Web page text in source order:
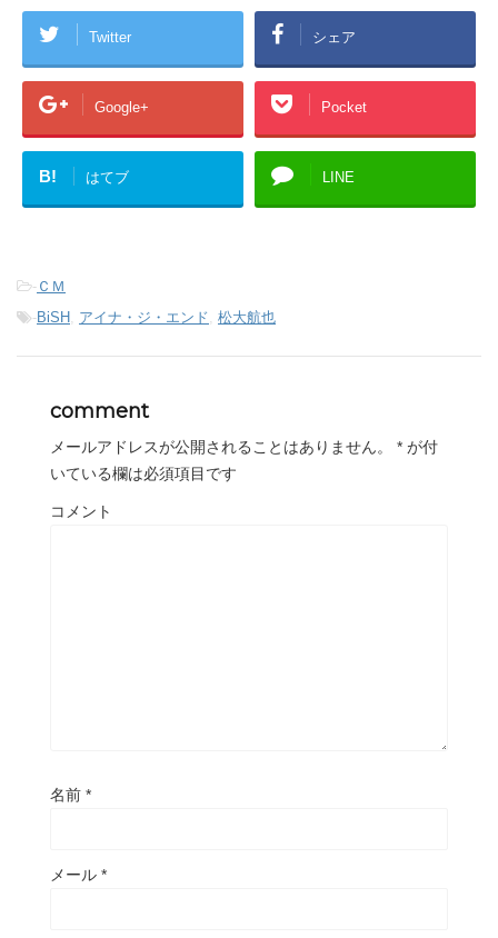
Twitter シェア
Google+ Pocket
B! はてブ LINE
- ＣＭ
-BiSH アイナ・ジ・エンド 松大航也
comment
メールアドレスが公開されることはありません。 * が付
いている欄は必須項目です
コメント
名前 *
メール *